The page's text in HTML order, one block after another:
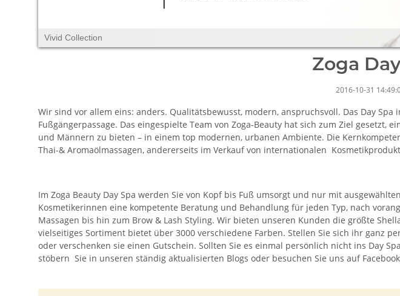
Vivid Collection
Zoga
2016-10-31
Wir sind vor allem eins: anders. Qualitätsbewusst, modern, anspruchsvoll. Das Day
Fußgängerpassage. Das eingespielte Team von Zoga-Beauty hat sich zum Ziel
und Männern zu bieten – in einem top modernen, urbanen Ambiente. Die
Thai-& Aromaölmassagen, andererseits im Verkauf von internationalen
Im Zoga Beauty Day Spa werden Sie von Kopf bis Fuß umsorgt und nur mit
Kosmetikerinnen eine kompetente Beratung und Behandlung für jeden Typ, nach
Massagen bis hin zum Brow & Lash Styling. Wir bieten unseren Kunden die größte
vielseitiges Sortiment bietet über 3000 verschiedene Farben. Stellen Sie sich ihr ganz
oder verschenken sie einen Gutschein. Sollten Sie es einmal persönlich nicht ins Day
stöbern Sie in unseren ständig aktualisierten Blogs oder besuchen Sie uns auf